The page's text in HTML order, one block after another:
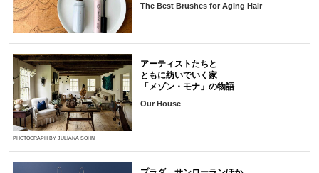
The Best Brushes for Aging Hair
PHOTOGRAPH BY JULIANA SOHN
アーティストたちと
ともに紡いでいく家
「メゾン・モナ」の物語
Our House